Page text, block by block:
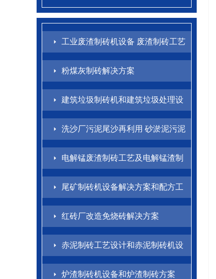
工业废渣制砖机设备 废渣制砖工艺
配方
粉煤灰制砖解决方案
建筑垃圾制砖机和建筑垃圾处理设
备解决方案
洗沙厂污泥尾沙再利用 砂淤泥污泥
制砖方案
电解锰废渣制砖工艺及电解锰渣制
砖机设备介绍
尾矿制砖机设备解决方案和配方工
艺
红砖厂改造免烧砖解决方案
赤泥制砖工艺设计和赤泥制砖机设
备方案
炉渣制砖机设备和炉渣制砖方案